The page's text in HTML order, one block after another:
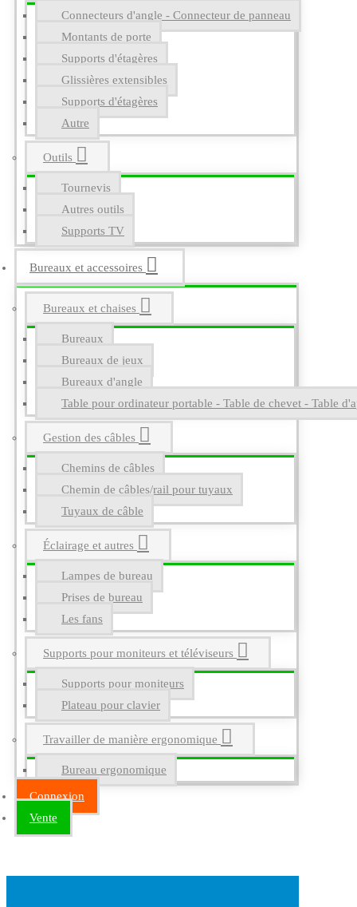
Connecteurs d'angle - Connecteur de panneau
Montants de porte
Supports d'étagères
Glissières extensibles
Supports d'étagères
Autre
Outils
Tournevis
Autres outils
Supports TV
Bureaux et accessoires
Bureaux et chaises
Bureaux
Bureaux de jeux
Bureaux d'angle
Table pour ordinateur portable - Table de chevet - Table
Gestion des câbles
Chemins de câbles
Chemin de câbles/rail pour tuyaux
Tuyaux de câble
Éclairage et autres
Lampes de bureau
Prises de bureau
Les fans
Supports pour moniteurs et téléviseurs
Supports pour moniteurs
Plateau pour clavier
Travailler de manière ergonomique
Bureau ergonomique
Connexion
Vente